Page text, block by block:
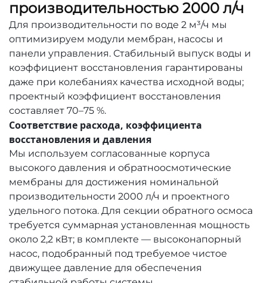
производительностью 2000 л/ч
Для производительности по воде 2 м³/ч мы
оптимизируем модули мембран, насосы и
панели управления. Стабильный выпуск воды и
коэффициент восстановления гарантированы
даже при колебаниях качества исходной воды;
проектный коэффициент восстановления
составляет 70–75 %.
Соответствие расхода, коэффициента
восстановления и давления
Мы используем согласованные корпуса
высокого давления и обратноосмотические
мембраны для достижения номинальной
производительности 2000 л/ч и проектного
удельного потока. Для секции обратного осмоса
требуется суммарная установленная мощность
около 2,2 кВт; в комплекте — высоконапорный
насос, подобранный под требуемое чистое
движущее давление для обеспечения